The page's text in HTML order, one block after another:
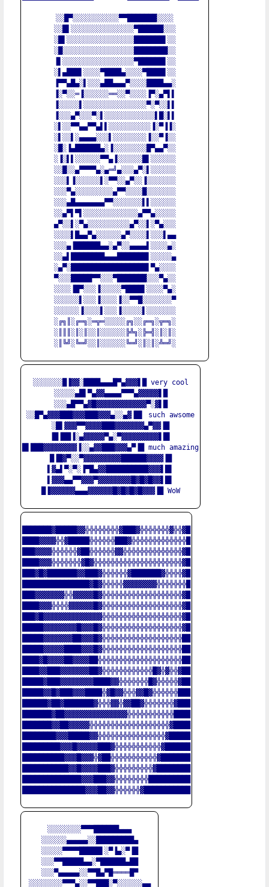
░░█▀░░░░░░░░░░░▀▀███████░░░░
░░█▌░░░░░░░░░░░░░░░▀██████░░░
░█▌░░░░░░░░░░░░░░░░███████▌░░
░█░░░░░░░░░░░░░░░░░████████░░
▐▌░░░░░░░░░░░░░░░░░▀██████▌░░
░▌▄███▌░░░░▀████▄░░░░▀████▌░░
▐▀▀▄█▄░▌░░░▄██▄▄▄▀░░░░████▄▄░
▐░▀░░═▐░░░░░░══░░▀░░░░▐▀░▄▀▌▌
▐░░░░░▌░░░░░░░░░░░░░░░▀░▀░░▌▌
▐░░░▄▀░░░▀░▌░░░░░░░░░░░░▌█░▌▌
░▌░░▀▀▄▄▀▀▄▌▌░░░░░░░░░░▐░▀▐▐░
░▌░░▌░▄▄▄▄░░░▌░░░░░░░░▐░░▀▐░░
░█░▐▄██████▄░▐░░░░░░░░█▀▄▄▀░░
░▐░▌▌░░░░░░▀▀▄▐░░░░░░█▌░░░░░░
░░█░░▄▀▀▀▀▄░▄═╝▄░░░▄▀░▌░░░░░░
░░░▌▐░░░░░░▌░▀▀░░▄▀░░▐░░░░░░░
░░░▀▄░░░░░░░░░▄▀▀░░░░█░░░░░░░
░░░▄█▄▄▄▄▄▄▄▀▀░░░░░░░▌▌░░░░░░
░░▄▀▌▀▌░░░░░░░░░░░░░▄▀▀▄░░░░░
▄▀░░▌░▀▄░░░░░░░░░░▄▀░░▌░▀▄░░░
░░░░▌█▄▄▀▄░░░░░░▄▀░░░░▌░░░▌▄▄
░░░▄▐██████▄▄░▄▀░░▄▄▄▄▌░░░░▄░
░░▄▌████████▄▄▄███████▌░░░░░▄
░▄▀░██████████████████▌▀▄░░░░
▀░░░█████▀▀░░░▀███████░░░▀▄░░
░░░░▐█▀░░░▐░░░░░▀████▌░░░░▀▄░
░░░░░░▌░░░▐░░░░▐░░▀▀█░░░░░░░▀
░░░░░░▐░░░░▌░░░▐░░░░░▌░░░░░░░
░╔╗║░╔═╗░═╦═░░░░░╔╗░░╔═╗░╦═╗░
░║║║░║░║░░║░░░░░░╠╩╗░╠═╣░║░║░
░║╚╝░╚═╝░░║░░░░░░╚═╝░║░║░╩═╝░
░░░░░░░█▐▓▓░████▄▄▄█▀▄▓▓▓▌█ very cool
░░░░░▄█▌▀▄▓▓▄▄▄▄▀▀▀▄▓▓▓▓▓▌█
░░░▄█▀▀▄▓█▓▓▓▓▓▓▓▓▓▓▓▓▀░▓▌█
░░█▀▄▓▓▓███▓▓▓███▓▓▓▄░░▄▓▐█▌ such awsome
░█▌▓▓▓▀▀▓▓▓▓███▓▓▓▓▓▓▓▄▀▓▓▐█
▐█▐██▐░▄▓▓▓▓▓▀▄░▀▓▓▓▓▓▓▓▓▓▌█▌
█▌███▓▓▓▓▓▓▓▓▐░░▄▓▓███▓▓▓▄▀▐█ much amazing
█▐█▓▀░░▀▓▓▓▓▓▓▓▓▓██████▓▓▓▓▐█
▌▓▄▌▀░▀░▐▀█▄▓▓██████████▓▓▓▌█▌
▌▓▓▓▄▄▀▀▓▓▓▀▓▓▓▓▓▓▓▓█▓█▓█▓▓▌█▌
█▐▓▓▓▓▓▓▄▄▄▓▓▓▓▓▓█▓█▓█▓█▓▓▓▐█ WoW
███████▓█████▓▓╬╬╬╬╬╬╬╬▓███▓╬╬╬╬╬╬╬▓╬╬▓█
████▓▓▓▓╬╬▓█████╬╬╬╬╬╬███▓╬╬╬╬╬╬╬╬╬╬╬╬╬█
███▓▓▓▓╬╬╬╬╬╬▓██╬╬╬╬╬╬▓▓╬╬╬╬╬╬╬╬╬╬╬╬╬╬▓█
████▓▓▓╬╬╬╬╬╬╬▓█▓╬╬╬╬╬╬╬╬╬╬╬╬╬╬╬╬╬╬╬╬╬▓█
███▓█▓███████▓▓███▓╬╬╬╬╬╬▓███████▓╬╬╬╬▓█
████████████████▓█▓╬╬╬╬╬▓▓▓▓▓▓▓▓╬╬╬╬╬╬╬█
███▓▓▓▓▓▓▓╬╬▓▓▓▓▓█▓╬╬╬╬╬╬╬╬╬╬╬╬╬╬╬╬╬╬╬▓█
████▓▓▓╬╬╬╬▓▓▓▓▓▓█▓╬╬╬╬╬╬╬╬╬╬╬╬╬╬╬╬╬╬╬▓█
███▓█▓▓▓▓▓▓▓▓▓▓▓▓▓▓╬╬╬╬╬╬╬╬╬╬╬╬╬╬╬╬╬╬╬▓█
█████▓▓▓▓▓▓▓▓█▓▓▓█▓╬╬╬╬╬╬╬╬╬╬╬╬╬╬╬╬╬╬╬▓█
█████▓▓▓▓▓▓▓██▓▓▓█▓╬╬╬╬╬╬╬╬╬╬╬╬╬╬╬╬╬╬╬██
█████▓▓▓▓▓████▓▓▓█▓╬╬╬╬╬╬╬╬╬╬╬╬╬╬╬╬╬╬╬██
████▓█▓▓▓▓██▓▓▓▓██╬╬╬╬╬╬╬╬╬╬╬╬╬╬╬╬╬╬╬╬██
████▓▓███▓▓▓▓▓▓▓██▓╬╬╬╬╬╬╬╬╬╬╬╬█▓╬▓╬╬▓██
█████▓███▓▓▓▓▓▓▓▓████▓▓╬╬╬╬╬╬╬█▓╬╬╬╬╬▓██
█████▓▓█▓███▓▓▓████╬▓█▓▓╬╬╬▓▓█▓╬╬╬╬╬╬███
██████▓██▓███████▓╬╬╬▓▓╬▓▓██▓╬╬╬╬╬╬╬▓███
███████▓██▓▓▓▓▓▓▓▓▓▓▓▓▓▓▓╬╬╬╬╬╬╬╬╬╬╬████
███████▓▓██▓▓▓▓▓╬╬╬╬╬╬╬╬╬╬╬╬╬╬╬╬╬╬╬▓████
████████▓▓▓█████▓▓╬╬╬╬╬╬╬╬╬╬╬╬╬╬╬╬▓█████
█████████▓▓▓█▓▓▓▓▓███▓╬╬╬╬╬╬╬╬╬╬╬▓██████
██████████▓▓▓█▓▓▓╬▓██╬╬╬╬╬╬╬╬╬╬╬▓███████
███████████▓▓█▓▓▓▓███▓╬╬╬╬╬╬╬╬╬▓████████
██████████████▓▓▓███▓▓╬╬╬╬╬╬╬╬██████████
███████████████▓▓▓██▓▓╬╬╬╬╬╬▓███████████
░░░░░░░░▀▀▀██████▄▄▄
░░░░░░▄▄▄▄▄░░█████████▄
░░░░░▀▀▀▀█████▌░▀▐▄░▀▐█
░░░▀▀█████▄▄░▀██████▄██
░░░▀▄▄▄▄▄░░▀▀█▄▀█════█▀
░░░░░░░░▀▀▀▄░░▀▀███░▀░░░░░░▄▄